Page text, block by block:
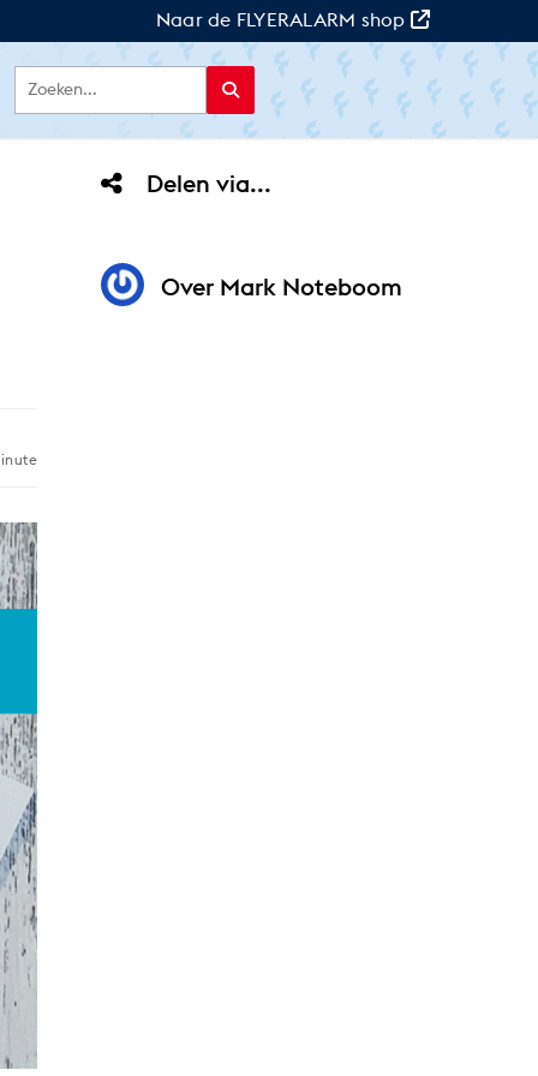
Naar de FLYERALARM shop
Delen via...
Over Mark Noteboom